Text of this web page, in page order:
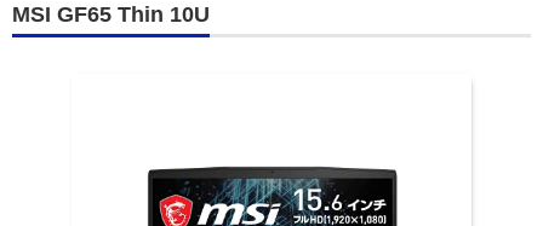
MSI GF65 Thin 10U